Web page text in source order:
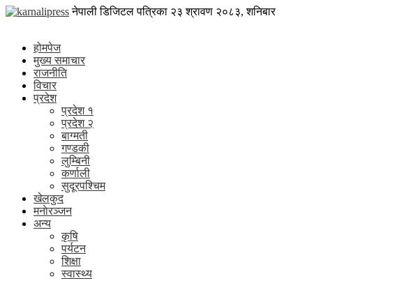
Skip
karnalipress
नेपाली डिजिटल पत्रिका २३ श्रावण २०८३, शनिबार
होमपेज
मुख्य समाचार
राजनीति
विचार
प्रदेश
प्रदेश १
प्रदेश २
बाग्मती
गण्डकी
लुम्बिनी
कर्णाली
सुदूरपश्चिम
खेलकुद
मनाेरञ्जन
अन्य
कृषि
पर्यटन
शिक्षा
स्वास्थ्य